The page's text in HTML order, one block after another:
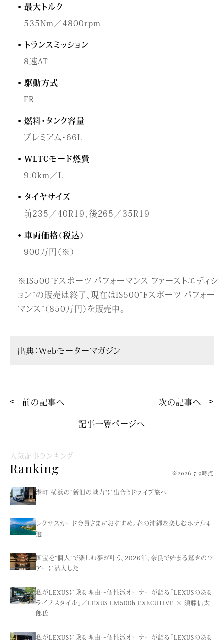
人気記事ランキング
Ranking ※2026.7.9時点
港町 横浜の“新旧の魅力”に出合うドライブ旅へ
レクサスカード会員さまにおすすめ。春の沖縄を楽しむホテル4
選
国宝を“個人”で楽しむ夢が叶う。2026年、奈良で始まる驚きのツ
アーに潜入した
私がLEXUSに乗る理由〜個性派オーナーが語る「LEXUSのある
ライフスタイル」／LEXUS LM500h EXECUTIVE × 須藤信太
郎氏
私がLEXUSに乗る理由〜個性派オーナーが語る「LEXUSのある
最大トルク
535Nm／4800rpm
トランスミッション
8速AT
駆動方式
FR
燃料・タンク容量
プレミアム・66L
WLTCモード燃費
9.0km／L
タイヤサイズ
前235／40R19、後265／35R19
車両価格（税込）
900万円（※）
※IS500“Fスポーツ パフォーマンス ファーストエディシ
ョン”の販売は終了、現在はIS500“Fスポーツ パフォー
マンス”（850万円）を販売中。
出典：Webモーターマガジン
前の記事へ
記事一覧ページへ
次の記事へ